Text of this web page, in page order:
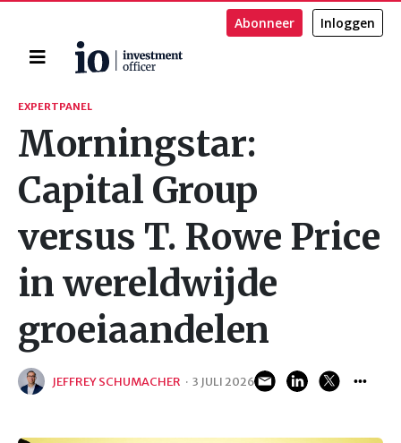
Home
Abonneer Inloggen
Zoeken
EXPERTPANEL
Morningstar:
Capital Group
versus T. Rowe Price
in wereldwijde
groeiaandelen
JEFFREY SCHUMACHER · 3 JULI 2026